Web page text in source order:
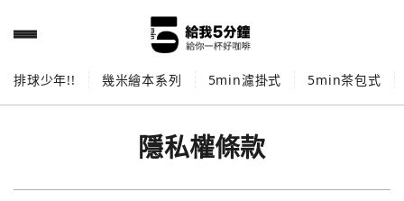
排球少年!! 幾米繪本系列 5min濾掛式 5min茶包式
隱私權條款